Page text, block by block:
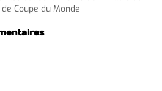
Coupe du Monde